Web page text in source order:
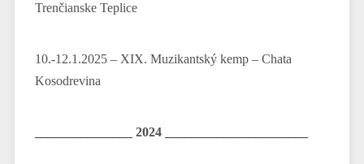
Trenčianske Teplice
10.-12.1.2025 – XIX. Muzikantský kemp – Chata
Kosodrevina
_______________ 2024 ______________________